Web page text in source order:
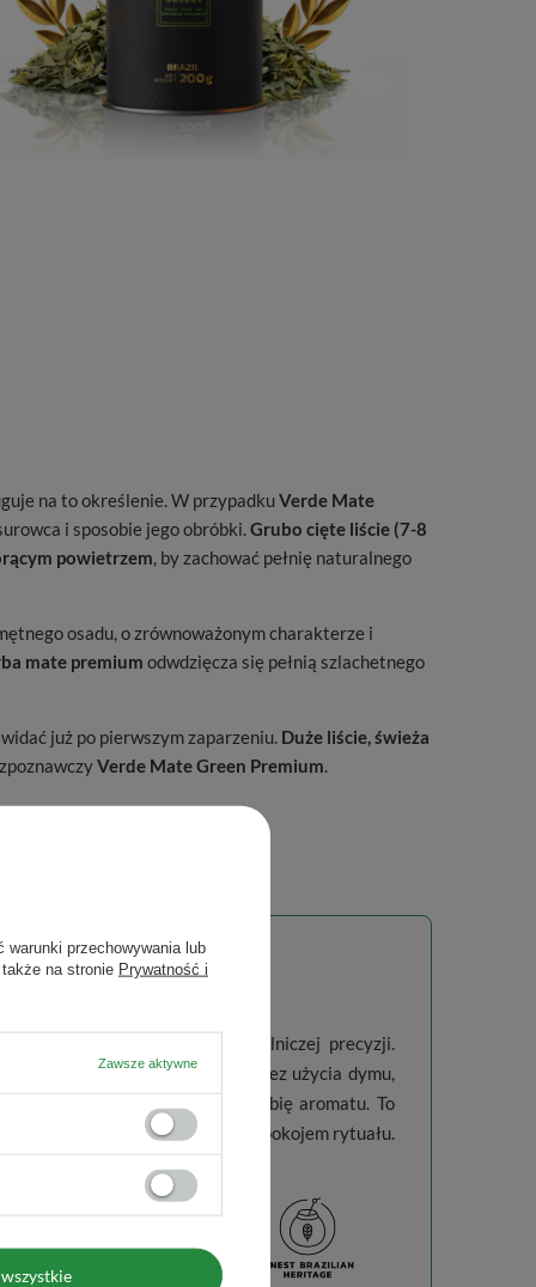
na to określenie. W przypadkuVerde Mate
i sposobie jego obróbki.Grubo cięte liście (7-8
powietrzem, by zachować pełnię naturalnego
osadu, o zrównoważonym charakterze i
mate premium odwdzięcza się pełnią szlachetnego
już po pierwszym zaparzeniu. Duże liście, świeża
Verde Mate Green Premium.
brazylijskiej natury i rzemieślniczej precyzji.
, suszone powietrzem bez użycia dymu,
smaku, świeżość i subtelną głębię aromatu. To
pomiędzy energią a spokojem rytuału.
warunki przechowywania lub
na stronie Prywatność i
Zawsze aktywne